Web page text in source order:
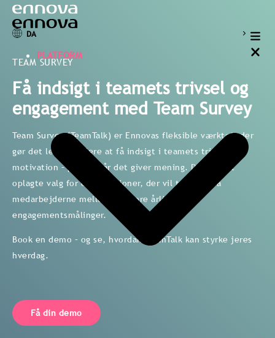
DA
PLATFORM
TEAM SURVEY
Få indsigt i teamets trivsel og
engagement med Team Survey
Team Survey (TeamTalk) er Ennovas fleksible værktøj, der
gør det let for ledere at få indsigt i teamets trivsel og
motivation – præcis når det giver mening. Det er det
oplagte valg for organisationer, der vil tættere på
medarbejderne mellem de store årlige
engagementsmålinger.
Book en demo – og se, hvordan TeamTalk kan styrke jeres
hverdag.
Få din demo